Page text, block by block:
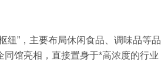
纽”，主要布局休闲食品、调味品等品
馆亮相，直接置身于*高浓度的行业